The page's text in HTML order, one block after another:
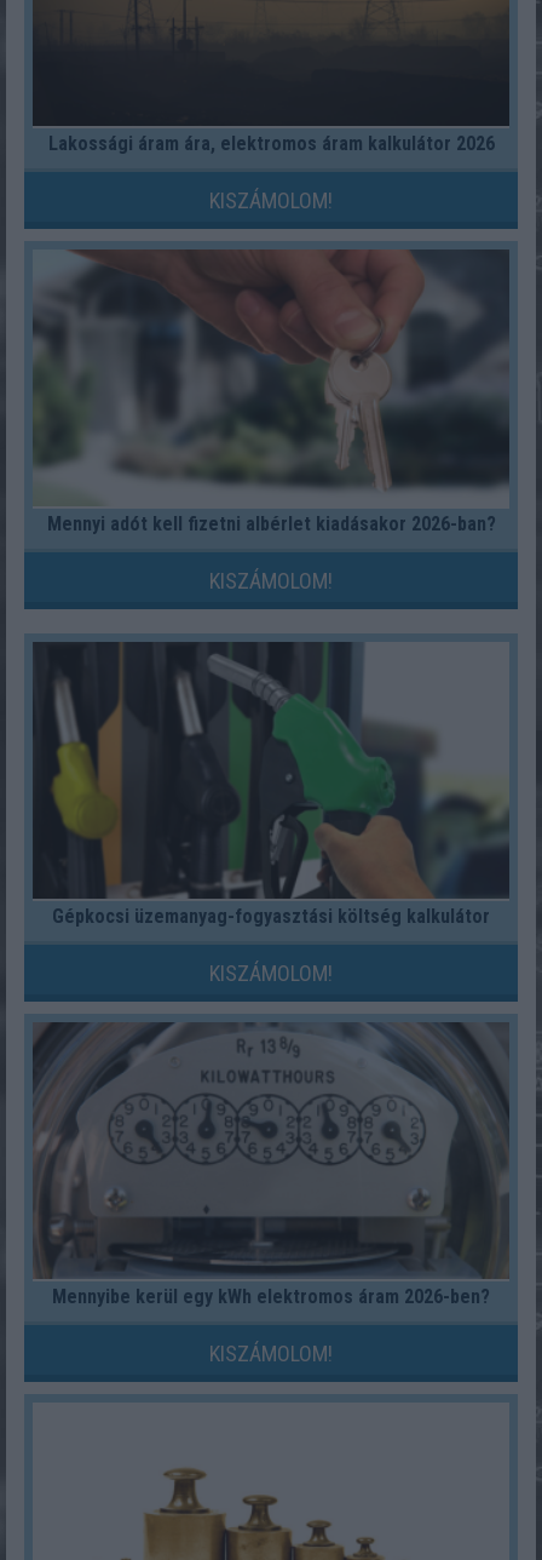
Lakossági áram ára, elektromos áram kalkulátor 2026
KISZÁMOLOM!
Mennyi adót kell fizetni albérlet kiadásakor 2026-ban?
KISZÁMOLOM!
Gépkocsi üzemanyag-fogyasztási költség kalkulátor
KISZÁMOLOM!
Mennyibe kerül egy kWh elektromos áram 2026-ben?
KISZÁMOLOM!